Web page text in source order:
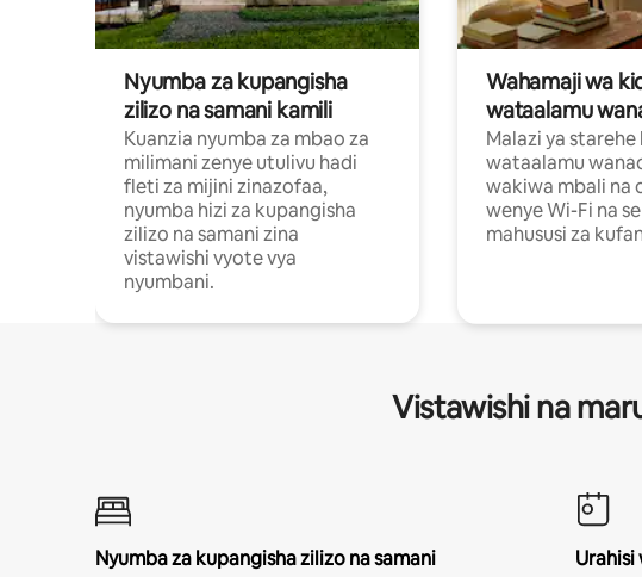
Nyumba za kupangisha
zilizo na samani kamili
Kuanzia nyumba za mbao za
milimani zenye utulivu hadi
fleti za mijini zinazofaa,
nyumba hizi za kupangisha
zilizo na samani zina
vistawishi vyote vya
nyumbani.
Wahamaji wa
wataalamu
Malazi ya starehe
wataalamu
wakiwa mbali na
wenye Wi-Fi na
mahususi za
Vistawishi na
Nyumba za kupangisha zilizo na samani